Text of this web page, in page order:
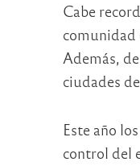
Cabe
comunidad
Además,
ciudades
Este año
control del